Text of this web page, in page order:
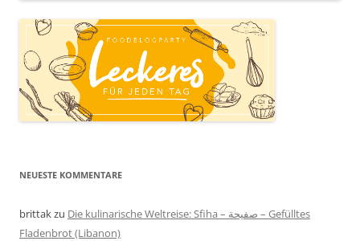
NEUESTE KOMMENTARE
brittakzu Die kulinarische Weltreise: Sfiha – صفيحة – Gefülltes
Fladenbrot (Libanon)